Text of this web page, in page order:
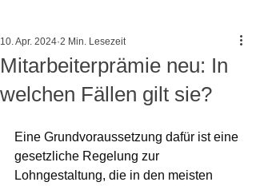
Mitarbeiterprämie neu: In
welchen Fällen gilt sie?
10. Apr. 2024 2 Min. Lesezeit
Eine Grundvoraussetzung dafür ist eine
gesetzliche Regelung zur
Lohngestaltung, die in den meisten